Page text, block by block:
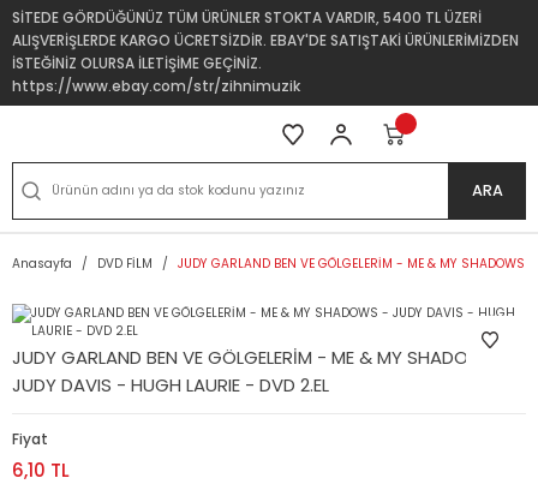
SİTEDE GÖRDÜĞÜNÜZ TÜM ÜRÜNLER STOKTA VARDIR, 5400 TL ÜZERİ
ALIŞVERİŞLERDE KARGO ÜCRETSİZDİR. EBAY'DE SATIŞTAKİ ÜRÜNLERİMİZDEN
İSTEĞİNİZ OLURSA İLETİŞİME GEÇİNİZ.
https://www.ebay.com/str/zihnimuzik
ARA
Anasayfa DVD FİLM JUDY GARLAND BEN VE GÖLGELERİM - ME & MY
JUDY GARLAND BEN VE GÖLGELERİM - ME & MY SHADOWS -
JUDY DAVIS - HUGH LAURIE - DVD 2.EL
Fiyat
6,10 TL